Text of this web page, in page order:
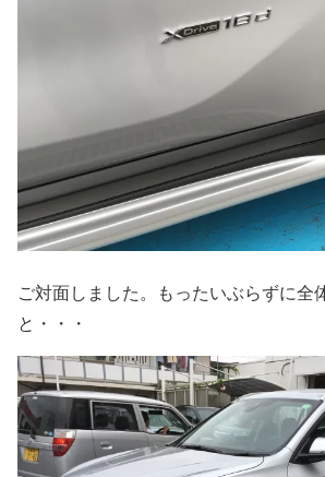
ご対面しました。もったいぶらずに全
と・・・